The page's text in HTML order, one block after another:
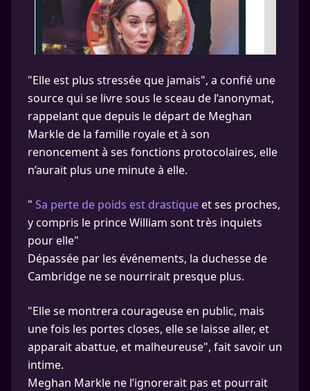
"Elle est plus stressée que jamais", a confié une
source qui se livre sous le sceau de l’anonymat,
rappelant que depuis le départ de Meghan
Markle de la famille royale et à son
renoncement à ses fonctions protocolaires, elle
n’aurait plus une minute à elle.
" Sa perte de poids est drastique et ses proches,
y compris le prince William sont très inquiets
pour elle"
Dépassée par les événements, la duchesse de
Cambridge ne se nourrirait presque plus.
"Elle se montrera courageuse en public, mais
une fois les portes closes, elle se laisse aller, et
apparait abattue, et malheureuse", fait savoir un
intime.
Meghan Markle ne l’ignorerait pas et pourrait